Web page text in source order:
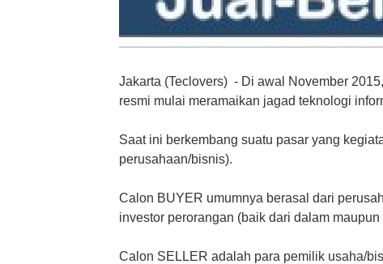
Jakarta (Teclovers) - Di awal November
resmi mulai meramaikan jagad teknologi
Saat ini berkembang suatu pasar yang
perusahaan/bisnis).
Calon BUYER umumnya berasal dari
investor perorangan (baik dari dalam maupun
Calon SELLER adalah para pemilik usaha/